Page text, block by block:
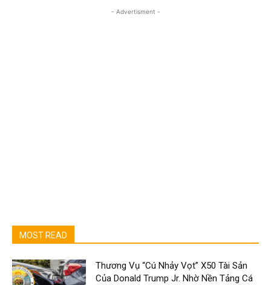
- Advertisment -
MOST READ
Thương Vụ “Cú Nhảy Vọt” X50 Tài Sản
Của Donald Trump Jr. Nhờ Nền Tảng Cá